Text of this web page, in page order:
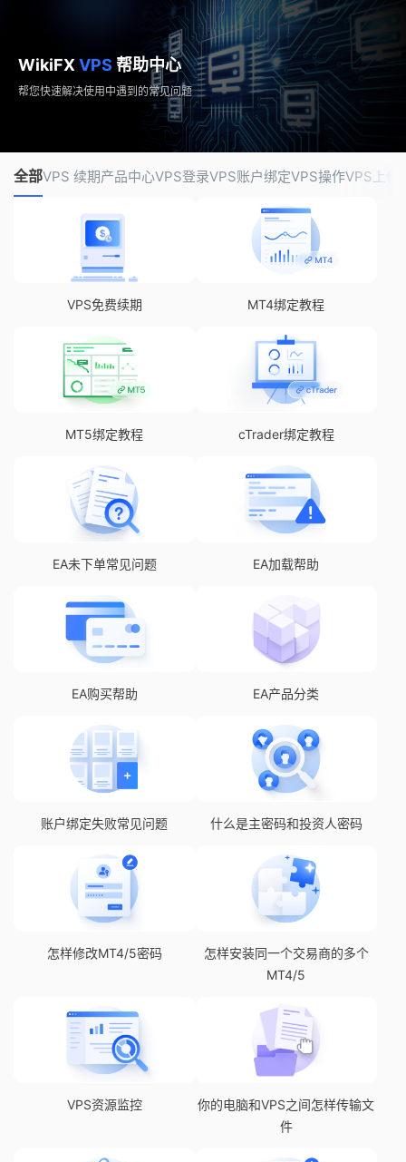
WikiFX VPS 帮助中心
帮您快速解决使用中遇到的常见问题
全部VPS 续期产品中心VPS登录VPS账户绑定VPS操作VPS上使
VPS免费续期 MT4绑定教程
MT5绑定教程 cTrader绑定教程
EA未下单常见问题 EA加载帮助
EA购买帮助 EA产品分类
账户绑定失败常见问题 什么是主密码和投资人密码
怎样修改MT4/5密码
怎样安装同一个交易商的多个
MT4/5
VPS资源监控
你的电脑和VPS之间怎样传输文
件